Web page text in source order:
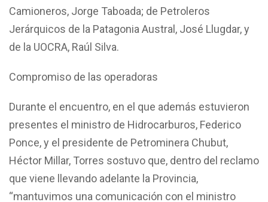
Camioneros, Jorge Taboada; de Petroleros
Jerárquicos de la Patagonia Austral, José Llugdar, y
de la UOCRA, Raúl Silva.
Compromiso de las operadoras
Durante el encuentro, en el que además estuvieron
presentes el ministro de Hidrocarburos, Federico
Ponce, y el presidente de Petrominera Chubut,
Héctor Millar, Torres sostuvo que, dentro del reclamo
que viene llevando adelante la Provincia,
“mantuvimos una comunicación con el ministro